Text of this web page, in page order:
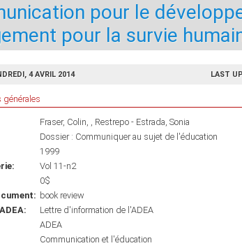
pour le
pour la survie
4 AVRIL 2014 LAST
générales
Fraser, Colin , Restrepo - Estrada, Sonia
Dossier : Communiquer au sujet de l'éducation
1999
Vol 11-n2
0$
book review
Lettre d'information de l'ADEA
ADEA
Communication et l'éducation